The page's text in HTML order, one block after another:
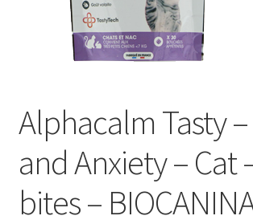
Оформление заказа
Сотрудничество
Alphacalm Tasty
and Anxiety – Cat
bites –